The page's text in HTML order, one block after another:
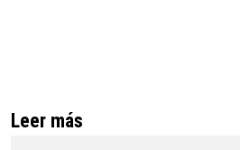
Leer más